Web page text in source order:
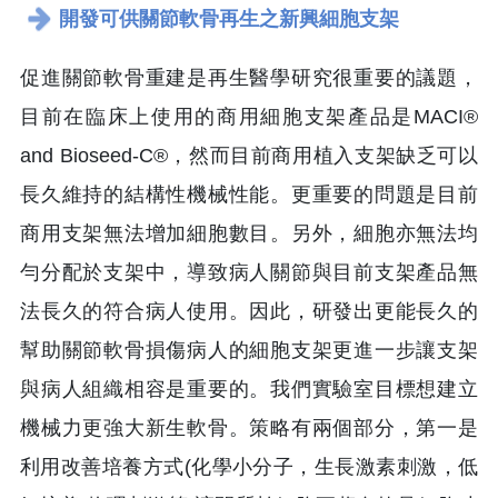
開發可供關節軟骨再生之新興細胞支架
促進關節軟骨重建是再生醫學研究很重要的議題，
目前在臨床上使用的商用細胞支架產品是MACI®
and Bioseed-C®，然而目前商用植入支架缺乏可以
長久維持的結構性機械性能。更重要的問題是目前
商用支架無法增加細胞數目。另外，細胞亦無法均
勻分配於支架中，導致病人關節與目前支架產品無
法長久的符合病人使用。因此，研發出更能長久的
幫助關節軟骨損傷病人的細胞支架更進一步讓支架
與病人組織相容是重要的。我們實驗室目標想建立
機械力更強大新生軟骨。策略有兩個部分，第一是
利用改善培養方式(化學小分子，生長激素刺激，低